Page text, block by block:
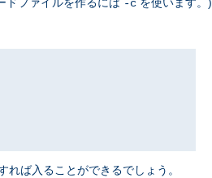
ドファイルを作るには -c を使います。)
ば入ることができるでしょう。